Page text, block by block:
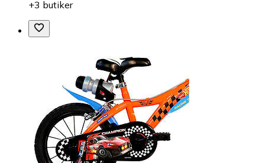
+3 butiker